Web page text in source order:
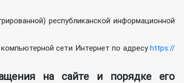
республиканской информационной
сети Интернет по адресуhttps://
на сайте и порядке его